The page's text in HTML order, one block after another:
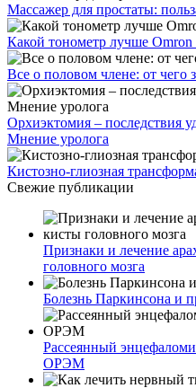
Массажер для простаты:
Какой тонометр лучше
Все о половом члене: от чего
Орхиэктомия – последствия
Мнение уролога
Кистозно-глиозная
Свежие публикации
Признаки и лечение
головного мозга
Болезнь Паркинсона и
Рассеянный
ОРЭМ